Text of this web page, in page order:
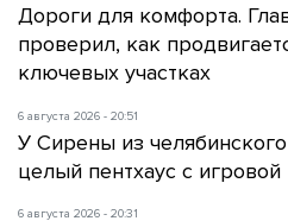
Дороги для комфорта.
проверил, как
ключевых участках
6 августа 2026 - 20:51
У Сирены из
целый пентхаус с игровой
6 августа 2026 - 20:31